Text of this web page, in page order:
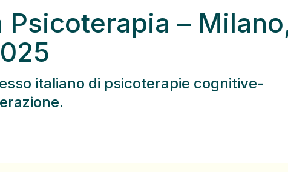
Psicoterapia –
italiano di psicoterapie cognitive-